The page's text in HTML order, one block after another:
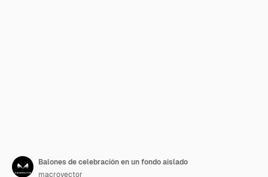
Balones de celebración en un fondo aislado
macrovector